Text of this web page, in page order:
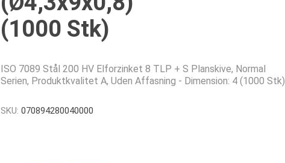
(1000 Stk)
ISO 7089 Stål 200 HV Elforzinket 8 TLP + S Planskive, Normal
Serien, Produktkvalitet A, Uden Affasning - Dimension: 4 (1000 Stk)
SKU: 070894280040000